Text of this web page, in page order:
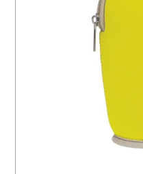
お役立ち情報
よくあるご質問
名入れ印刷方法